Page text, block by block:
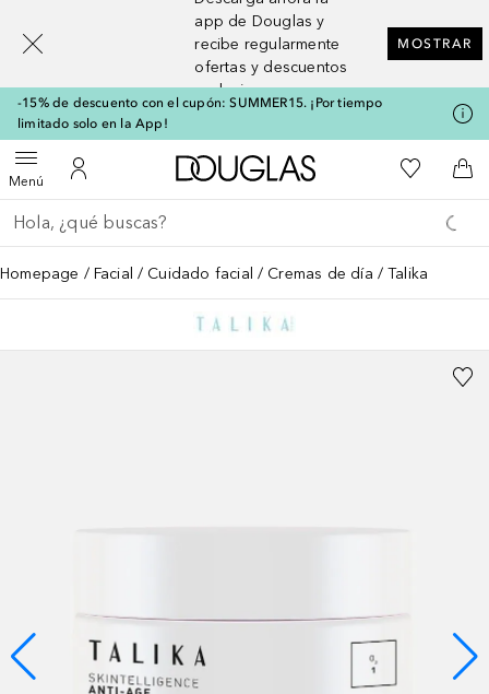
app de Douglas y
recibe regularmente
ofertas y descuentos
exclusivos
MOSTRAR
-15% de descuento con el cupón: SUMMER15. ¡Por tiempo
limitado solo en la App!
MenúAbrir menúMi cuenta
A Douglas HomeMi lista de
A
Regresar
Ejecutar búsqueda
Homepage Facial Cuidado facial Cremas de día Talika
[navigation.slideout.screenreader]